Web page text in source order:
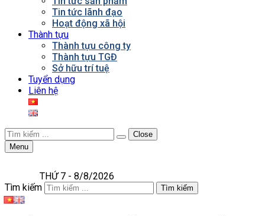
Tin tức lãnh đạo
Hoạt động xã hội
Thành tựu
Thành tựu công ty
Thành tựu TGĐ
Sở hữu trí tuệ
Tuyển dụng
Liên hệ
Close
Menu
THỨ 7 - 8/8/2026
Tìm kiếm
Tìm kiếm